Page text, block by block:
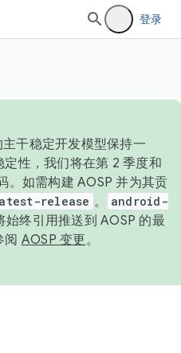
登录
干稳定开发模型保持一
性，我们将在第 2 季度和
。如需构建 AOSP 并为其贡
release 。
android-
始终引用推送到 AOSP 的最
阅 AOSP 变更。